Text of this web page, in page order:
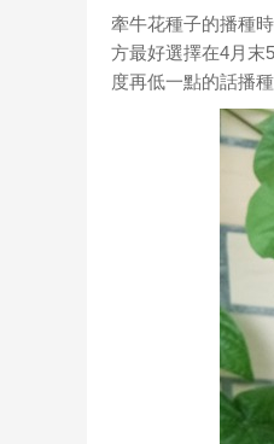
牽牛花種子的播種
方最好選擇在4月末
度再低一點的話播